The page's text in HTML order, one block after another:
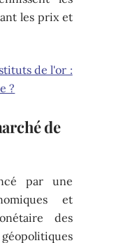
les prix et
de l'or :
?
de
par une
et
des